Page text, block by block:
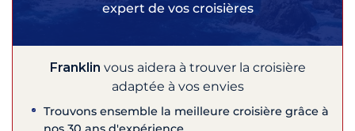
expert de vos croisières
Franklin vous aidera à trouver la croisière
adaptée à vos envies
Trouvons ensemble la meilleure croisière grâce à